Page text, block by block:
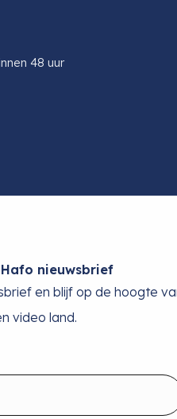
48 uur
nieuwsbrief
en blijf op de hoogte
video land.